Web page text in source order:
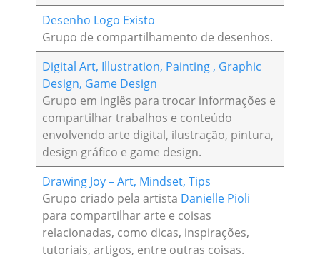
Desenho Logo Existo
Grupo de compartilhamento de desenhos.
Digital Art, Illustration, Painting , Graphic
Design, Game Design
Grupo em inglês para trocar informações e
compartilhar trabalhos e conteúdo
envolvendo arte digital, ilustração, pintura,
design gráfico e game design.
Drawing Joy – Art, Mindset, Tips
Grupo criado pela artista Danielle Pioli
para compartilhar arte e coisas
relacionadas, como dicas, inspirações,
tutoriais, artigos, entre outras coisas.